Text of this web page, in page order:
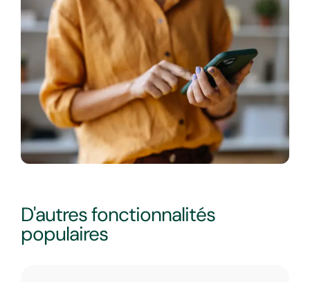
D'autres fonctionnalités
populaires